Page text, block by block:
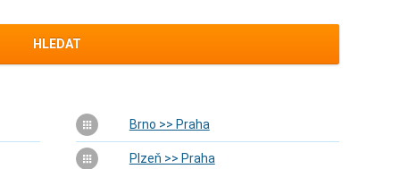
HLEDAT
Brno >> Praha
Plzeň >> Praha